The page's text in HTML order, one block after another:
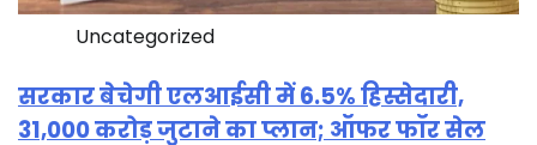
Uncategorized
सरकार बेचेगी एलआईसी में 6.5% हिस्सेदारी,
31,000 करोड़ जुटाने का प्लान; ऑफर फॉर सेल